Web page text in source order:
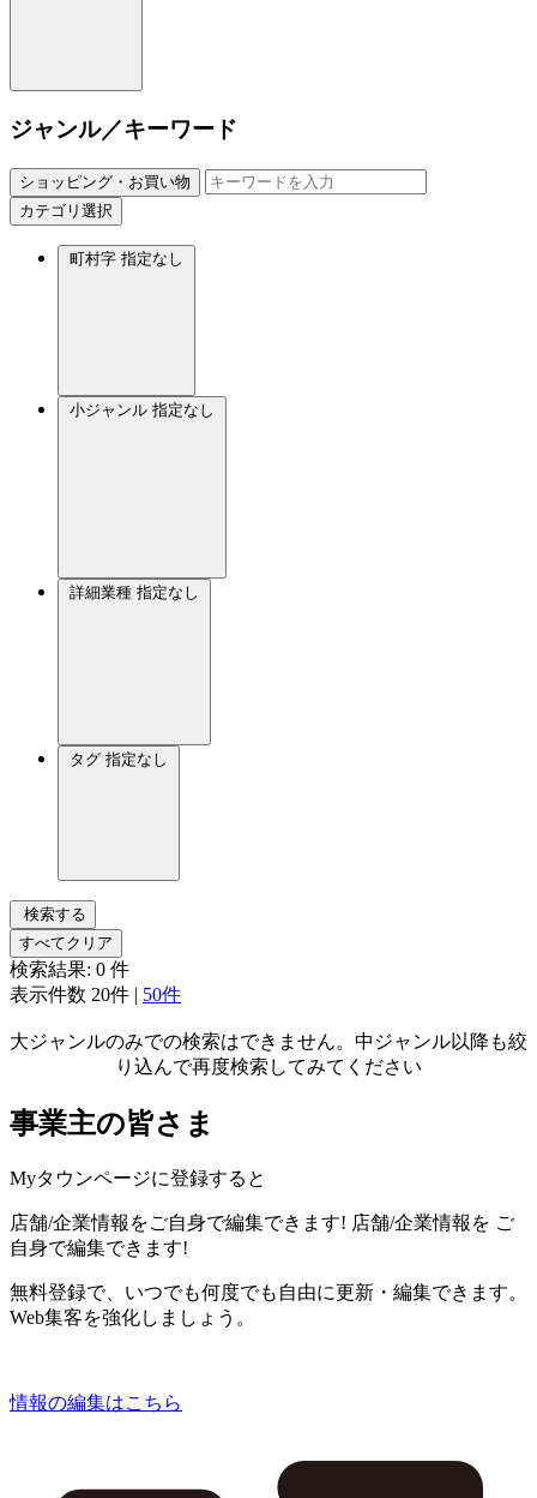
ジャンル／キーワード
ショッピング・お買い物
カテゴリ選択
町村字 指定なし
小ジャンル 指定なし
詳細業種 指定なし
タグ 指定なし
検索する
すべてクリア
検索結果: 0 件
表示件数 20件 | 50件
大ジャンルのみでの検索はできません。中ジャンル以降も絞
り込んで再度検索してみてください
事業主の皆さま
Myタウンページに登録すると
店舗/企業情報をご自身で編集できます! 店舗/企業情報を ご
自身で編集できます!
無料登録で、いつでも何度でも自由に更新・編集できます。
Web集客を強化しましょう。
情報の編集はこちら